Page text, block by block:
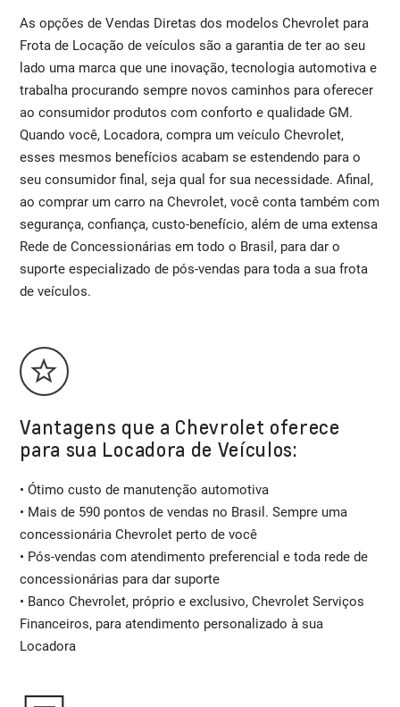
As opções de Vendas Diretas dos modelos Chevrolet para
Frota de Locação de veículos são a garantia de ter ao seu
lado uma marca que une inovação, tecnologia automotiva e
trabalha procurando sempre novos caminhos para oferecer
ao consumidor produtos com conforto e qualidade GM.
Quando você, Locadora, compra um veículo Chevrolet,
esses mesmos benefícios acabam se estendendo para o
seu consumidor final, seja qual for sua necessidade. Afinal,
ao comprar um carro na Chevrolet, você conta também com
segurança, confiança, custo-benefício, além de uma extensa
Rede de Concessionárias em todo o Brasil, para dar o
suporte especializado de pós-vendas para toda a sua frota
de veículos.
Vantagens que a Chevrolet oferece
para sua Locadora de Veículos:
• Ótimo custo de manutenção automotiva
• Mais de 590 pontos de vendas no Brasil. Sempre uma
concessionária Chevrolet perto de você
• Pós-vendas com atendimento preferencial e toda rede de
concessionárias para dar suporte
• Banco Chevrolet, próprio e exclusivo, Chevrolet Serviços
Financeiros, para atendimento personalizado à sua
Locadora